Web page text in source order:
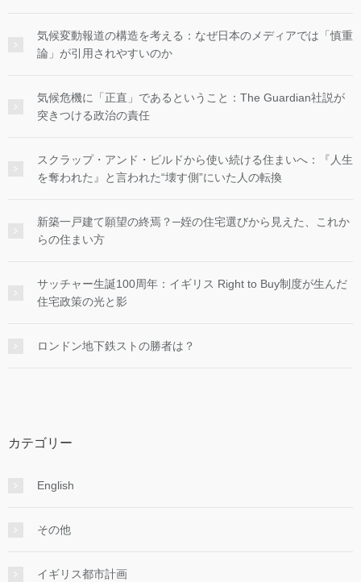
気候変動報道の構造を考える：なぜ日本のメディアでは「慎重
論」が引用されやすいのか
気候危機に「正直」であるということ：The Guardian社説が
突きつける政治の責任
スクラップ・アンド・ビルドから使い続ける住まいへ：『人生
を奪われた』と言われた“壊す側”にいた人の転換
新築一戸建て願望の終焉？─姪の住宅選びから見えた、これか
らの住まい方
サッチャー生誕100周年：イギリス Right to Buy制度が生んだ
住宅政策の光と影
ロンドン地下鉄ストの勝者は？
カテゴリー
English
その他
イギリス都市計画